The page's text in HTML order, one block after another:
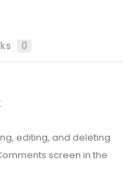
0
editing, and deleting
screen in the